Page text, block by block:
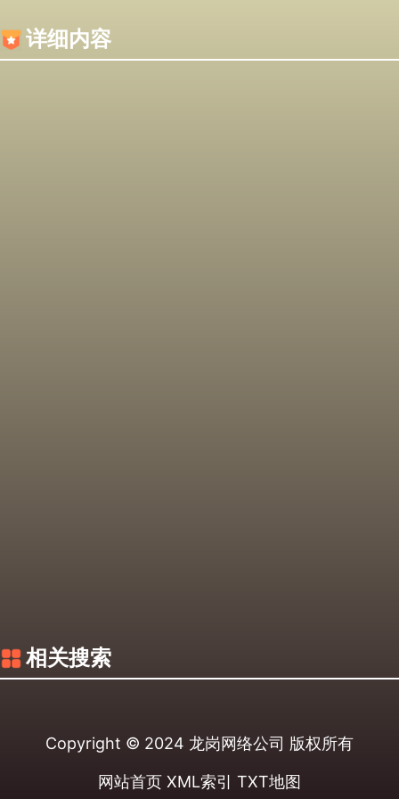
详细内容
相关搜索
Copyright © 2024 龙岗网络公司 版权所有
网站首页 XML索引 TXT地图